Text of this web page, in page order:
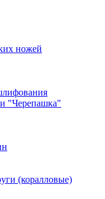
ножей
"Черепашка"
(коралловые)